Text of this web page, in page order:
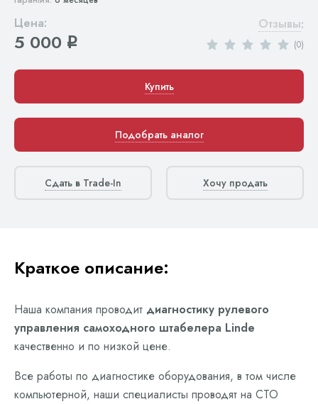
Цена:
5 000 q
Отзывы:
(0)
Купить
Подобрать аналог
Сдать в Trade-In Хочу продать
Краткое описание:
Наша компания проводит диагностику рулевого
управления самоходного штабелера Linde
качественно и по низкой цене.
Все работы по диагностике оборудования, в том числе
компьютерной, наши специалисты проводят на СТО